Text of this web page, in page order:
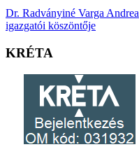
Dr. Radványiné Varga Andrea
igazgatói köszöntője
KRÉTA